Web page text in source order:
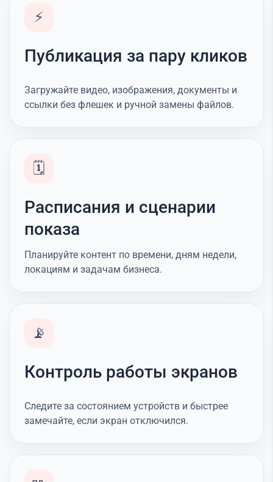
⚡
Публикация за пару кликов
Загружайте видео, изображения, документы и
ссылки без флешек и ручной замены файлов.
🗓️
Расписания и сценарии
показа
Планируйте контент по времени, дням недели,
локациям и задачам бизнеса.
📡
Контроль работы экранов
Следите за состоянием устройств и быстрее
замечайте, если экран отключился.